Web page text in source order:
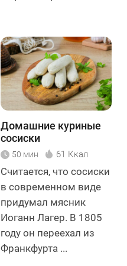
Домашние куриные
сосиски
50 мин 61 Ккал
Считается, что сосиски
в современном виде
придумал мясник
Иоганн Лагер. В 1805
году он переехал из
Франкфурта ...